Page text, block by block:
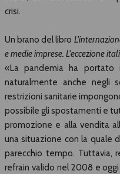
crisi.
Un brano del libro
e medie imprese. L'eccezione
«La pandemia ha portato
naturalmente anche negli
restrizioni sanitarie
possibile gli spostamenti e
promozione e alla vendita
una situazione con la quale
parecchio tempo. Tuttavia,
refrain valido nel 2008 e